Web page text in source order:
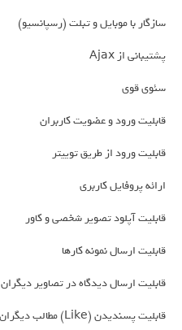
سازگار با موبایل و تبلت (رسپانسیو)
پشتیبانی از Ajax
سئوی قوی
قابلیت ورود و عضویت کاربران
قابلیت ورود از طریق توییتر
ارائه پروفایل کاربری
قابلیت آپلود تصویر شخصی و کاور
قابلیت ارسال نمونه کارها
قابلیت ارسال دیدگاه در تصاویر دیگران
قابلیت پسندیدن (Like) مطالب دیگران